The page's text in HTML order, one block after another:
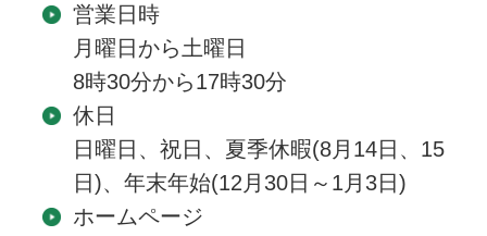
営業日時
月曜日から土曜日
8時30分から17時30分
休日
日曜日、祝日、夏季休暇(8月14日、15
日)、年末年始(12月30日～1月3日)
ホームページ